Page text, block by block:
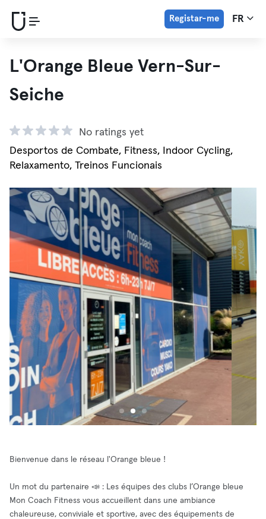
Registar-me FR
L'Orange Bleue Vern-Sur-
Seiche
No ratings yet
Desportos de Combate, Fitness, Indoor Cycling,
Relaxamento, Treinos Funcionais
Bienvenue dans le réseau l'Orange bleue !
Un mot du partenaire 📣 : Les équipes des clubs l’Orange bleue
Mon Coach Fitness vous accueillent dans une ambiance
chaleureuse, conviviale et sportive, avec des équipements de